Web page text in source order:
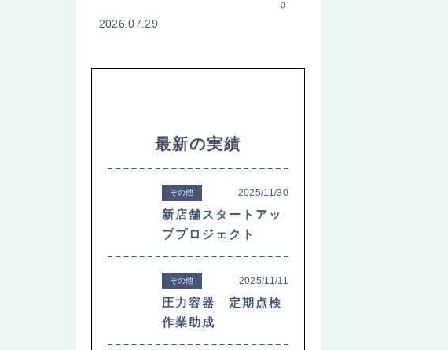
ィスへ直接訪問してレクチャ
ーします
2026.07.29
0
最新の実績
その他 2025/11/30
新店舗スタートアッ
ププロジェクト
その他 2025/11/11
圧力容器 定期点検
作業助成